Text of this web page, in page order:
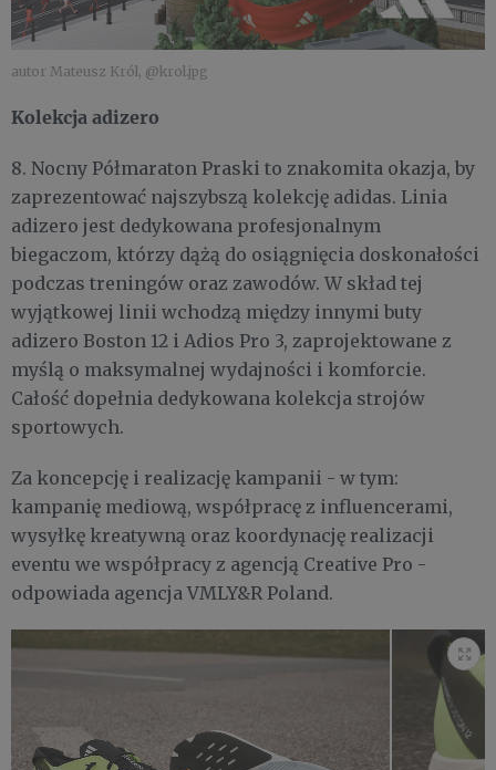
autor Mateusz Król, @krol.jpg
Kolekcja adizero
8. Nocny Półmaraton Praski to znakomita okazja, by
zaprezentować najszybszą kolekcję adidas. Linia
adizero jest dedykowana profesjonalnym
biegaczom, którzy dążą do osiągnięcia doskonałości
podczas treningów oraz zawodów. W skład tej
wyjątkowej linii wchodzą między innymi buty
adizero Boston 12 i Adios Pro 3, zaprojektowane z
myślą o maksymalnej wydajności i komforcie.
Całość dopełnia dedykowana kolekcja strojów
sportowych.
Za koncepcję i realizację kampanii - w tym:
kampanię mediową, współpracę z influencerami,
wysyłkę kreatywną oraz koordynację realizacji
eventu we współpracy z agencją Creative Pro -
odpowiada agencja VMLY&R Poland.